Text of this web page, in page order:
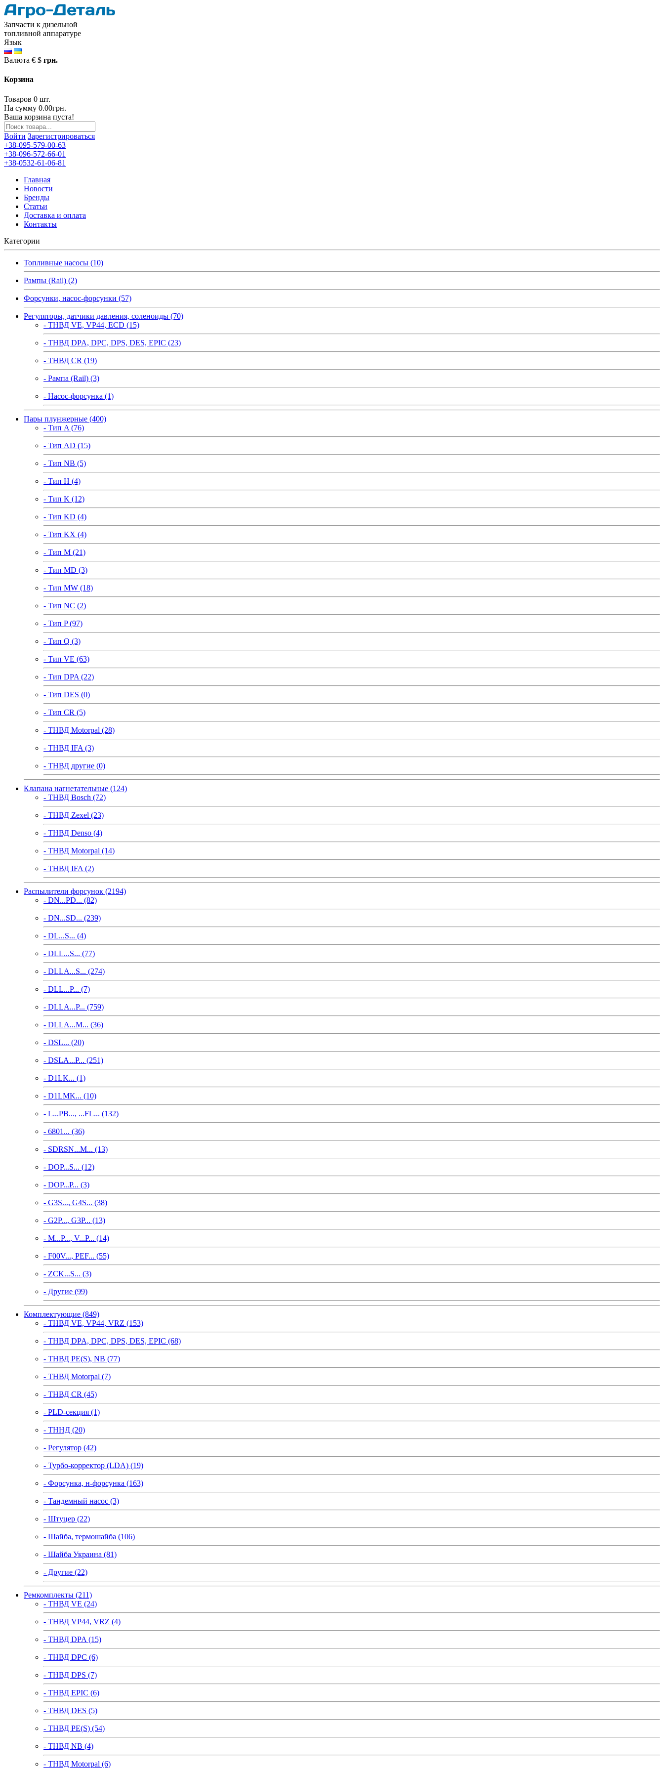
Запчасти к дизельной
топливной аппаратуре
Язык
Валюта € $ грн.
Корзина
Товаров 0 шт.
На сумму 0.00грн.
Ваша корзина пуста!
Войти Зарегистрироваться
+38-095-579-00-63
+38-096-572-66-01
+38-0532-61-06-81
Главная
Новости
Бренды
Статьи
Доставка и оплата
Контакты
Категории
Топливные насосы (10)
Рампы (Rail) (2)
Форсунки, насос-форсунки (57)
Регуляторы, датчики давления, соленоиды (70)
- ТНВД VE, VP44, ECD (15)
- ТНВД DPA, DPC, DPS, DES, EPIC (23)
- ТНВД CR (19)
- Рампа (Rail) (3)
- Насос-форсунка (1)
Пары плунжерные (400)
- Тип A (76)
- Тип AD (15)
- Тип NB (5)
- Тип H (4)
- Тип K (12)
- Тип KD (4)
- Тип KX (4)
- Тип M (21)
- Тип MD (3)
- Тип MW (18)
- Тип NC (2)
- Тип P (97)
- Тип Q (3)
- Тип VE (63)
- Тип DPA (22)
- Тип DES (0)
- Тип CR (5)
- ТНВД Motorpal (28)
- ТНВД IFA (3)
- ТНВД другие (0)
Клапана нагнетательные (124)
- ТНВД Bosch (72)
- ТНВД Zexel (23)
- ТНВД Denso (4)
- ТНВД Motorpal (14)
- ТНВД IFA (2)
Распылители форсунок (2194)
- DN...PD... (82)
- DN...SD... (239)
- DL...S... (4)
- DLL...S... (77)
- DLLA...S... (274)
- DLL...P... (7)
- DLLA...P... (759)
- DLLA...M... (36)
- DSL... (20)
- DSLA...P... (251)
- D1LK... (1)
- D1LMK... (10)
- L...PB..., ...FL... (132)
- 6801... (36)
- SDRSN...M... (13)
- DOP...S... (12)
- DOP...P... (3)
- G3S..., G4S... (38)
- G2P..., G3P... (13)
- M...P..., V...P... (14)
- F00V..., PEF... (55)
- ZCK...S... (3)
- Другие (99)
Комплектующие (849)
- ТНВД VE, VP44, VRZ (153)
- ТНВД DPA, DPC, DPS, DES, EPIC (68)
- ТНВД PE(S), NB (77)
- ТНВД Motorpal (7)
- ТНВД CR (45)
- PLD-секция (1)
- ТННД (20)
- Регулятор (42)
- Турбо-корректор (LDA) (19)
- Форсунка, н-форсунка (163)
- Тандемный насос (3)
- Штуцер (22)
- Шайба, термошайба (106)
- Шайба Украина (81)
- Другие (22)
Ремкомплекты (211)
- ТНВД VE (24)
- ТНВД VP44, VRZ (4)
- ТНВД DPA (15)
- ТНВД DPC (6)
- ТНВД DPS (7)
- ТНВД EPIC (6)
- ТНВД DES (5)
- ТНВД PE(S) (54)
- ТНВД NB (4)
- ТНВД Motorpal (6)